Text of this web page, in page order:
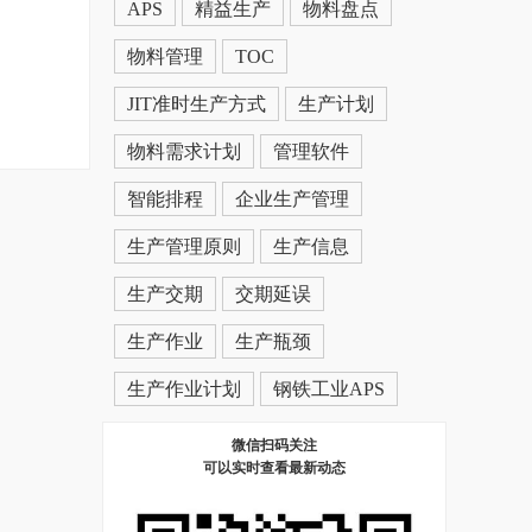
APS 精益生产 物料盘点
物料管理 TOC
JIT准时生产方式 生产计划
物料需求计划 管理软件
智能排程 企业生产管理
生产管理原则 生产信息
生产交期 交期延误
生产作业 生产瓶颈
生产作业计划 钢铁工业APS
微信扫码关注
可以实时查看最新动态